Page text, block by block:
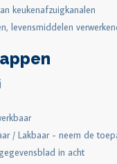
keukenafzuigkanalen
levensmiddelen
/ Lakbaar - neem de
in acht